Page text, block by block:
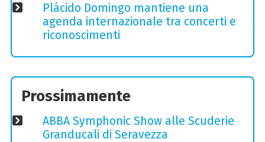
Plácido Domingo mantiene una
agenda internazionale tra concerti e
riconoscimenti
Prossimamente
ABBA Symphonic Show alle Scuderie
Granducali di Seravezza